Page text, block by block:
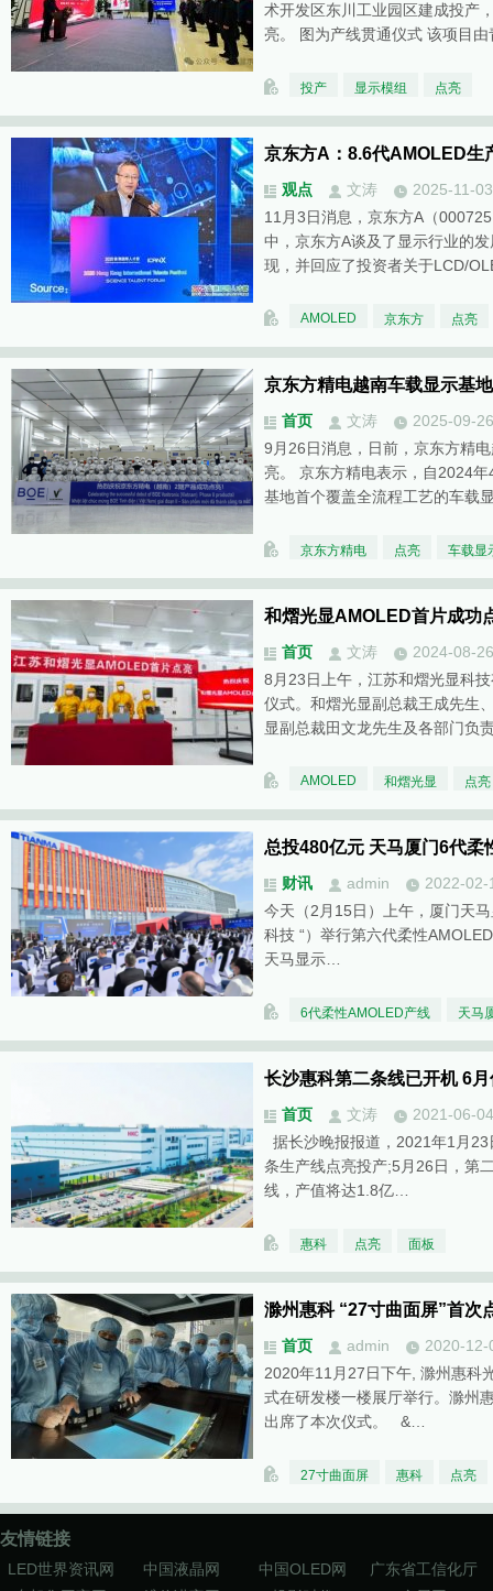
术开发区东川工业园区建成投产
亮。 图为产线贯通仪式 该项目
投产 显示模组 点亮
京东方A：8.6代AMOLED生
观点 文涛
2025-11-03
11月3日消息，京东方A（
中，京东方A谈及了显示行业的
现，并回应了投资者关于LCD/
AMOLED 京东方 点亮
京东方精电越南车载显示基
首页 文涛
2025-09-26
9月26日消息，日前，京东方精
亮。 京东方精电表示，自2024
基地首个覆盖全流程工艺的车载
京东方精电 点亮 车载显
和熠光显AMOLED首片成功
首页 文涛
2024-08-26
8月23日上午，江苏和熠光显科
仪式。和熠光显副总裁王成先生
显副总裁田文龙先生及各部门负
AMOLED 和熠光显 点亮
总投480亿元 天马厦门6代
财讯 admin
2022-02-
今天（2月15日）上午，厦门天
科技 “）举行第六代柔性
天马显示…
6代柔性AMOLED产线 天马
长沙惠科第二条线已开机 6
首页 文涛
2021-06-04
据长沙晚报报道，2021年1月
条生产线点亮投产;5月26日，第
线，产值将达1.8亿…
惠科 点亮 面板
滁州惠科 “27寸曲面屏”首次
首页 admin
2020-12-
2020年11月27日下午, 滁州惠科
式在研发楼一楼展厅举行。滁州
出席了本次仪式。 &…
27寸曲面屏 惠科 点亮
友情链接
LED世界资讯网 中国液晶网 中国OLED网
广东省工信化厅